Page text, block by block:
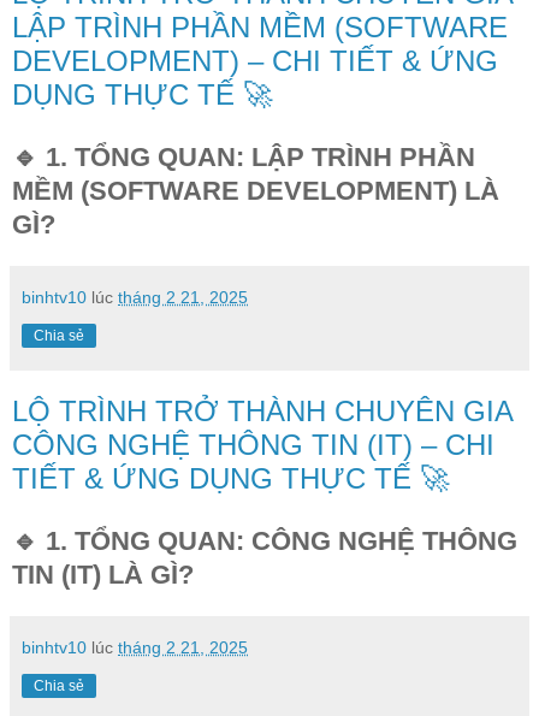
LẬP TRÌNH PHẦN MỀM (SOFTWARE
DEVELOPMENT) – CHI TIẾT & ỨNG
DỤNG THỰC TẾ 🚀
🔹 1. TỔNG QUAN: LẬP TRÌNH PHẦN
MỀM (SOFTWARE DEVELOPMENT) LÀ
GÌ?
binhtv10 lúc tháng 2 21, 2025
Chia sẻ
LỘ TRÌNH TRỞ THÀNH CHUYÊN GIA
CÔNG NGHỆ THÔNG TIN (IT) – CHI
TIẾT & ỨNG DỤNG THỰC TẾ 🚀
🔹 1. TỔNG QUAN: CÔNG NGHỆ THÔNG
TIN (IT) LÀ GÌ?
binhtv10 lúc tháng 2 21, 2025
Chia sẻ